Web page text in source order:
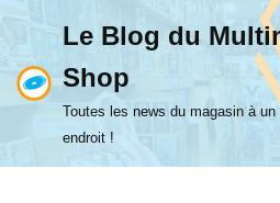
au
contenu
Le Blog du
Shop
Toutes les news du magasin à un
endroit !